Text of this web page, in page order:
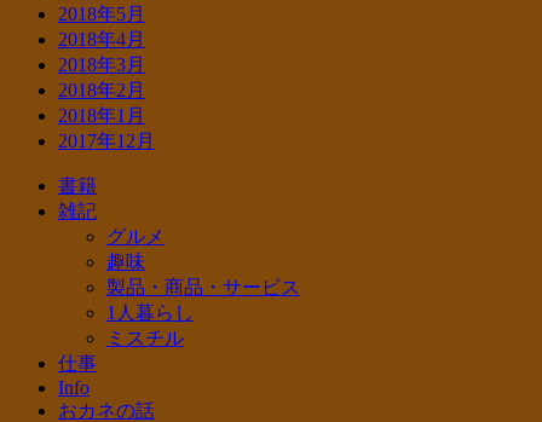
2018年5月
2018年4月
2018年3月
2018年2月
2018年1月
2017年12月
書籍
雑記
グルメ
趣味
製品・商品・サービス
1人暮らし
ミスチル
仕事
Info
おカネの話